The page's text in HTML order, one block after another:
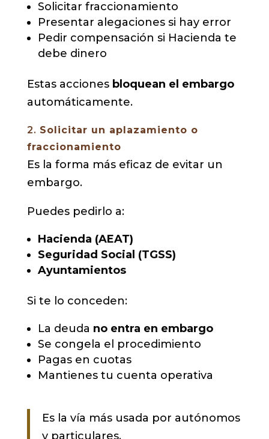
Solicitar fraccionamiento
Presentar alegaciones si hay error
Pedir compensación si Hacienda te
debe dinero
Estas acciones bloquean el embargo
automáticamente.
2. Solicitar un aplazamiento o
fraccionamiento
Es la forma más eficaz de evitar un
embargo.
Puedes pedirlo a:
Hacienda (AEAT)
Seguridad Social (TGSS)
Ayuntamientos
Si te lo conceden:
La deuda no entra en embargo
Se congela el procedimiento
Pagas en cuotas
Mantienes tu cuenta operativa
Es la vía más usada por autónomos
y particulares.